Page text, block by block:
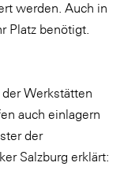
werden. Auch in
Platz benötigt.
Werkstätten
auch einlagern
der
Salzburg erklärt: